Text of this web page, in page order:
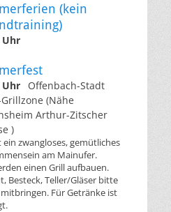
(kein
Uhr
Uhr
Offenbach-Stadt
(Nähe
Arthur-Zitscher
)
ein zwangloses, gemütliches
am Mainufer.
einen Grill aufbauen.
Besteck, Teller/Gläser bitte
Für Getränke ist